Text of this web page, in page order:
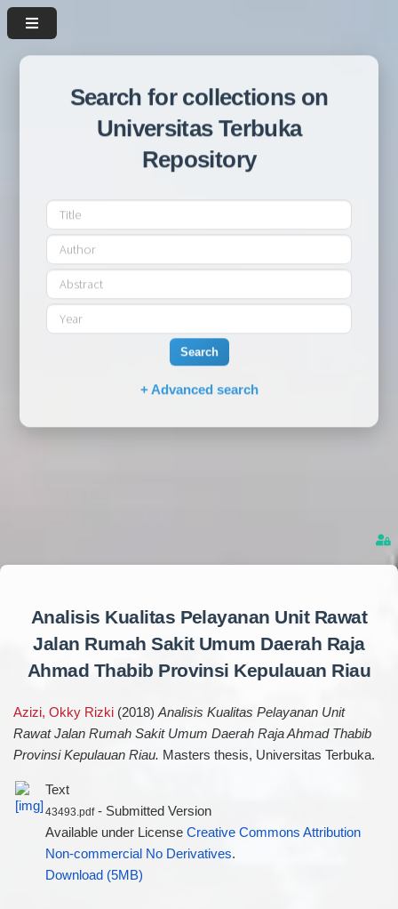
Search for collections on
Universitas Terbuka
Repository
Search
+ Advanced search
Analisis Kualitas Pelayanan Unit Rawat
Jalan Rumah Sakit Umum Daerah Raja
Ahmad Thabib Provinsi Kepulauan Riau
Azizi, Okky Rizki(2018)Analisis Kualitas Pelayanan Unit
Rawat Jalan Rumah Sakit Umum Daerah Raja Ahmad Thabib
Provinsi Kepulauan Riau. Masters thesis, Universitas Terbuka.
Text
43493.pdf- Submitted Version
Available under License Creative Commons Attribution
Non-commercial No Derivatives.
Download (5MB)